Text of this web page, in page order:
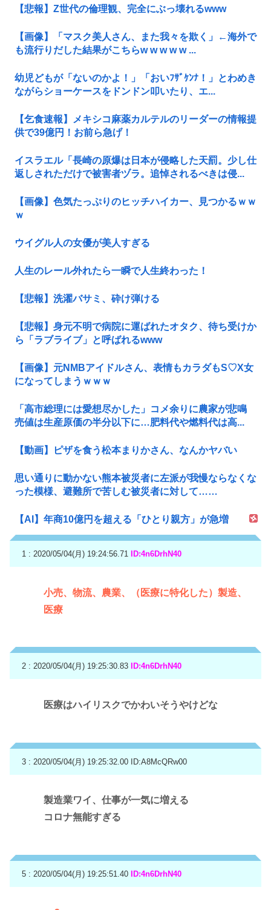
【悲報】Z世代の倫理観、完全にぶっ壊れるwww
【画像】「マスク美人さん、また我々を欺く」←海外で
も流行りだした結果がこちらw w w w w ...
幼児どもが「ないのかよ！」「おいﾌｻﾞｹﾝﾅ！」とわめき
ながらショーケースをドンドン叩いたり、エ...
【乞食速報】メキシコ麻薬カルテルのリーダーの情報提
供で39億円！お前ら急げ！
イスラエル「長崎の原爆は日本が侵略した天罰。少し仕
返しされただけで被害者ヅラ。追悼されるべきは侵...
【画像】色気たっぷりのヒッチハイカー、見つかるｗｗ
ｗ
ウイグル人の女優が美人すぎる
人生のレール外れたら一瞬で人生終わった！
【悲報】洗濯バサミ、砕け弾ける
【悲報】身元不明で病院に運ばれたオタク、待ち受けか
ら「ラブライブ」と呼ばれるwww
【画像】元NMBアイドルさん、表情もカラダもS♡X女
になってしまうｗｗｗ
「高市総理には愛想尽かした」コメ余りに農家が悲鳴
売値は生産原価の半分以下に…肥料代や燃料代は高...
【動画】ピザを食う松本まりかさん、なんかヤバい
思い通りに動かない熊本被災者に左派が我慢ならなくな
った模様、避難所で苦しむ被災者に対して……
【AI】年商10億円を超える「ひとり親方」が急増
1 : 2020/05/04(月) 19:24:56.71 ID:4n6DrhN40
小売、物流、農業、（医療に特化した）製造、
医療
2 : 2020/05/04(月) 19:25:30.83 ID:4n6DrhN40
医療はハイリスクでかわいそうやけどな
3 : 2020/05/04(月) 19:25:32.00 ID:A8McQRw00
製造業ワイ、仕事が一気に増える
コロナ無能すぎる
5 : 2020/05/04(月) 19:25:51.40 ID:4n6DrhN40